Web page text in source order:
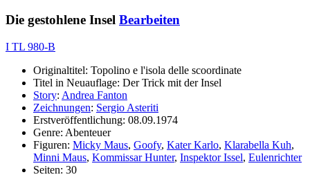
Die gestohlene Insel Bearbeiten
I TL 980-B
Originaltitel: Topolino e l'isola delle scoordinate
Titel in Neuauflage: Der Trick mit der Insel
Story: Andrea Fanton
Zeichnungen: Sergio Asteriti
Erstveröffentlichung: 08.09.1974
Genre: Abenteuer
Figuren: Micky Maus, Goofy, Kater Karlo, Klarabella Kuh,
Minni Maus, Kommissar Hunter, Inspektor Issel, Eulenrichter
Seiten: 30